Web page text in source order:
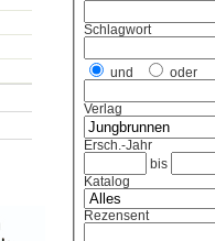
Schlagwort
und oder
Verlag
Ersch.-Jahr
bis
Katalog
Rezensent